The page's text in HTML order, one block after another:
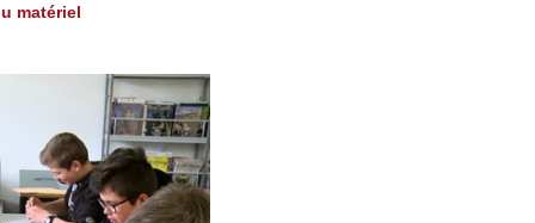
matériel